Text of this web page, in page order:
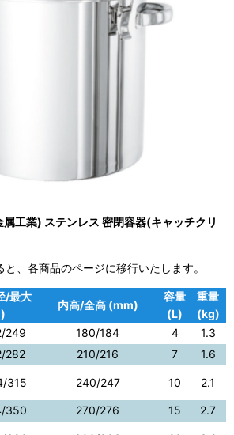
工業) ステンレス 密閉容器(キャッチクリ
、各商品のページに移行いたします。
/最大
内高/全高 (mm)
容量
(L)
重量
(kg)
249 180/184 4
1.3
282 210/216 7
1.6
315 240/247 10 2.1
350 270/276 15
2.7